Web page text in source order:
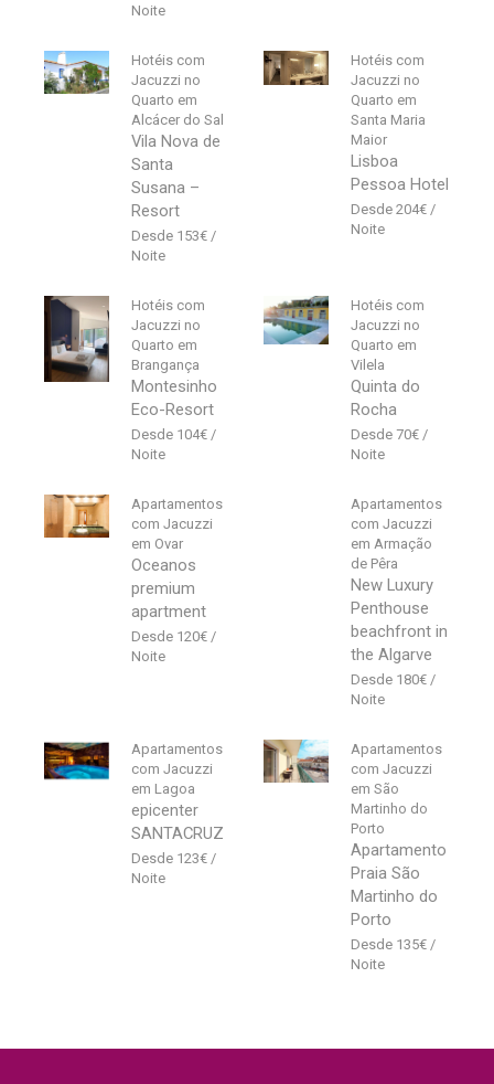
Hotéis com
Jacuzzi no
Quarto em
Alcácer do Sal
Vila Nova de
Santa
Susana –
Resort
153€
Hotéis com
Jacuzzi no
Quarto em
Santa Maria
Maior
Lisboa
Pessoa Hotel
204€
Hotéis com
Jacuzzi no
Quarto em
Brangança
Montesinho
Eco-Resort
104€
Hotéis com
Jacuzzi no
Quarto em
Vilela
Quinta do
Rocha
70€
Apartamentos
com Jacuzzi
em Ovar
Oceanos
premium
apartment
120€
Apartamentos
com Jacuzzi
em Armação
de Pêra
New Luxury
Penthouse
beachfront in
the Algarve
180€
Apartamentos
com Jacuzzi
em Lagoa
epicenter
SANTACRUZ
123€
Apartamentos
com Jacuzzi
em São
Martinho do
Porto
Apartamento
Praia São
Martinho do
Porto
135€